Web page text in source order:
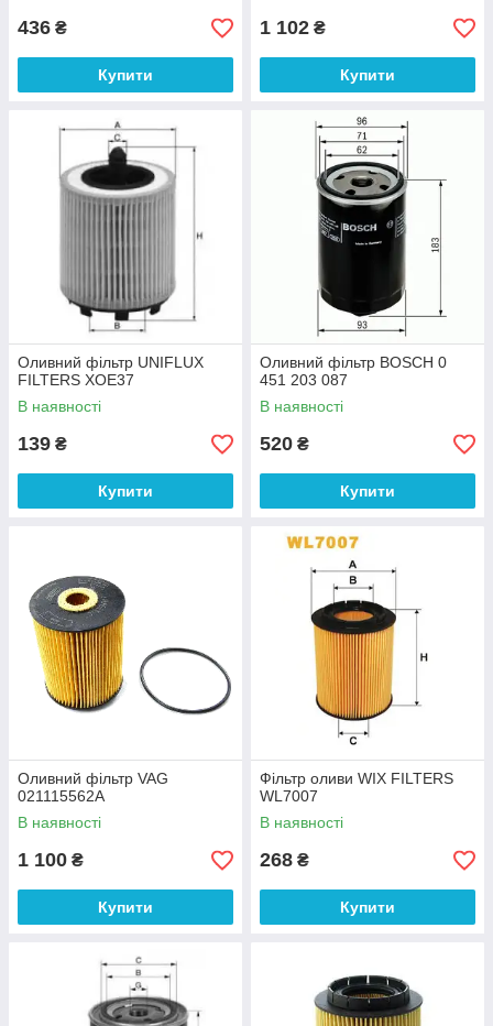
436 ₴
Купити
1 102 ₴
Купити
Оливний фільтр UNIFLUX
FILTERS XOE37
В наявності
139 ₴
Купити
Оливний фільтр BOSCH 0
451 203 087
В наявності
520 ₴
Купити
Оливний фільтр VAG
021115562A
В наявності
1 100 ₴
Купити
Фільтр оливи WIX FILTERS
WL7007
В наявності
268 ₴
Купити